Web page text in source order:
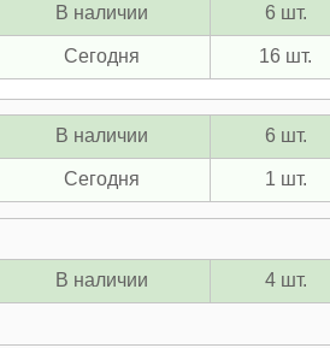
В наличии 6 шт.
Сегодня 16 шт.
В наличии 6 шт.
Сегодня 1 шт.
В наличии 4 шт.